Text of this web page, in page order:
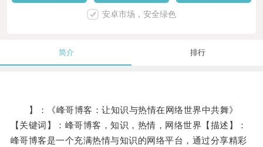
安卓市场，安全绿色
简介 排行
】：《峰哥博客：让知识与热情在网络世界中共舞》
【关键词】：峰哥博客，知识，热情，网络世界【描述】：
峰哥博客是一个充满热情与知识的网络平台，通过分享精彩